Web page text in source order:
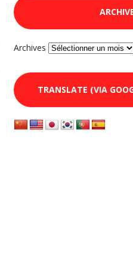
Archives
TRANSLATE (VIA